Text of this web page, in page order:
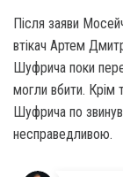
Після заяви
втікач Артем
Шуфрича поки
могли вбити. Крім
Шуфрича по
несправедливою.